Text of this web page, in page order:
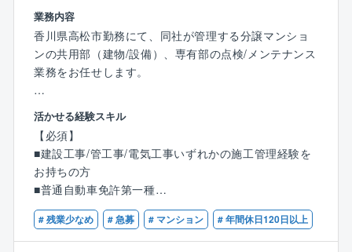
オリックスグループ
【事業基盤】
株式会社大京のグループ会社であり、分譲マンション
（サーパスマンション）の管理を中心とした建物の維
持管理業を全国で展開しており、毎年管理戸数受注実
績を着実に伸ばしています。
【事業概要】
グループで展開する「サーパスマンション」をはじ
め、分譲マンションやビル等の管理/修繕維持業務を通
してマンションにお住まいの方々の快適な暮らしを守
り、資産価値を維持し続ける事業に取り組んでいま
す。
業務内容
香川県高松市勤務にて、同社が管理する分譲マンショ
ンの共用部（建物/設備）、専有部の点検/メンテナンス
業務をお任せします。
【具体的な業務内容】
■工事提案：フロント担当(営業)と共に管理組合に対し
工事提案(工事の内容の説明／プレゼンテーション)を行
います。
■工事施工管理：工事がスムーズに進むよう工程管理や
工事業者への指導、品質チェック等を行います。
■見積書作成：マンション不具合箇所の修理、改修、計
画工事等に関する見積書の作成を行います。
活かせる経験スキル
【必須】
■建設工事/管工事/電気工事いずれかの施工管理経験を
お持ちの方
■普通自動車免許第一種
【歓迎】
■建築士/建築施工管理技士/管工事施工管理技士/電気主
# 残業少なめ # 急募 # マンション # 年間休日120日以上